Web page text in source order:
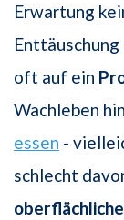
Erwartung
oft auf ein
Wachleben
essen -
schlecht